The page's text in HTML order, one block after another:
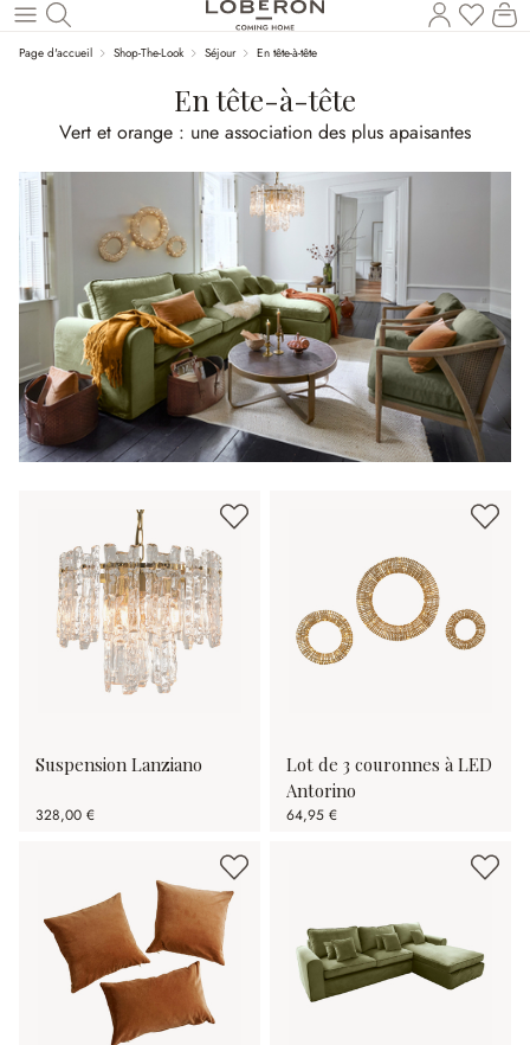
Revenir au contenu principal
Vous
Page d'accueil Shop-The-Look Séjour En tête-à-tête
En tête-à-tête
Vert et orange : une association des plus apaisantes
Suspension Lanziano
328,00 €
Lot de 3 couronnes à LED
Antorino
64,95 €